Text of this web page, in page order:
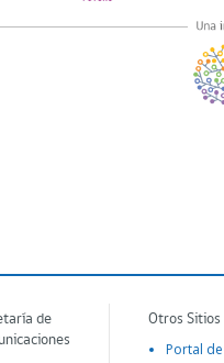
de
Otros
Portal